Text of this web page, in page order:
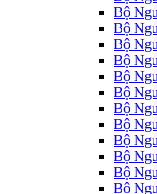
Bộ
Bộ
Bộ
Bộ
Bộ
Bộ
Bộ
Bộ
Bộ
Bộ
Bộ
Bộ